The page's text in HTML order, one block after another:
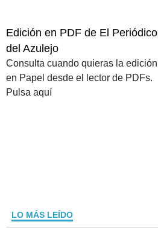
Edición en PDF de El Periódico
del Azulejo
Consulta cuando quieras la edición
en Papel desde el lector de PDFs.
Pulsa aquí
LO MÁS LEÍDO